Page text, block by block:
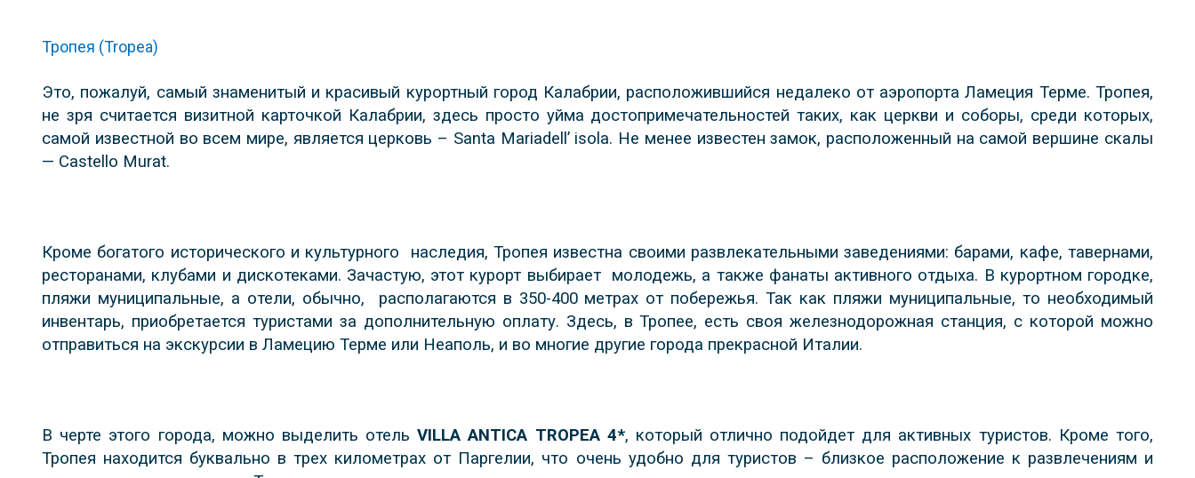
Тропея (Tropea)
Это, пожалуй, самый знаменитый и красивый курортный город Калабрии, расположившийся недалеко от аэропорта Ламеция Терме. Тропея,
не зря считается визитной карточкой Калабрии, здесь просто уйма достопримечательностей таких, как церкви и соборы, среди которых,
самой известной во всем мире, является церковь – Santa Mariadell’ isola. Не менее известен замок, расположенный на самой вершине скалы
— Castello Murat.
Кроме богатого исторического и культурного
наследия, Тропея известна своими развлекательными заведениями: барами, кафе, тавернами,
ресторанами, клубами и дискотеками. Зачастую, этот курорт выбирает молодежь, а также фанаты активного отдыха. В курортном городке,
пляжи муниципальные, а отели, обычно,
располагаются в 350-400 метрах от побережья. Так как пляжи муниципальные, то необходимый
инвентарь, приобретается туристами за дополнительную оплату. Здесь, в Тропее, есть своя железнодорожная станция, с которой можно
отправиться на экскурсии в Ламецию Терме или Неаполь, и во многие другие города прекрасной Италии.
В черте этого города, можно выделить отельVILLA ANTICA TROPEA 4*, который отлично подойдет для активных туристов. Кроме того,
Тропея находится буквально в трех километрах от Паргелии, что очень удобно для туристов – близкое расположение к развлечениям и